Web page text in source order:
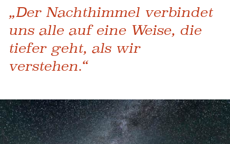
„Der Nachthimmel verbindet
uns alle auf eine Weise, die
tiefer geht, als wir
verstehen.“